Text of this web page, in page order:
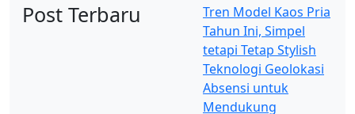
Post Terbaru
Tren Model Kaos Pria
Tahun Ini, Simpel
tetapi Tetap Stylish
Teknologi Geolokasi
Absensi untuk
Mendukung